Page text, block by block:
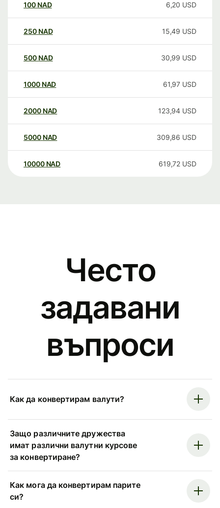
100 NAD 6,20 USD
250 NAD 15,49 USD
500 NAD 30,99 USD
1000 NAD 61,97 USD
2000 NAD 123,94 USD
5000 NAD 309,86 USD
10000 NAD 619,72 USD
Често
задавани
въпроси
Как да конвертирам валути?
Защо различните дружества
имат различни валутни курсове
за конвертиране?
Как мога да конвертирам парите
си?